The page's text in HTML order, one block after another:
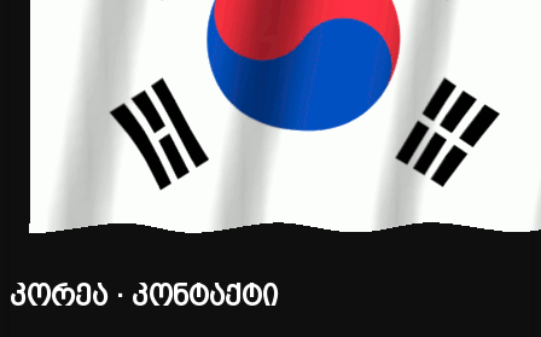
კორეა · კონტაქტი